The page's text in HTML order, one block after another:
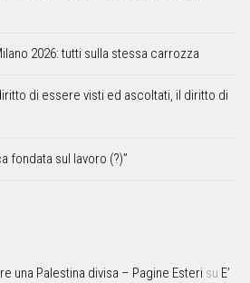
2026: tutti sulla stessa carrozza
di essere visti ed ascoltati, il diritto di
fondata sul lavoro (?)”
una Palestina divisa – Pagine Esteri su E’